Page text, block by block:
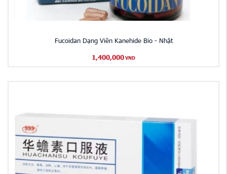
Fucoidan Dạng Viên Kanehide Bio - Nhật
1,400,000 VND